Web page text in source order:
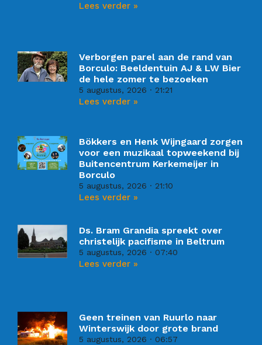
Lees verder »
Verborgen parel aan de rand van
Borculo: Beeldentuin AJ & LW Bier
de hele zomer te bezoeken
5 augustus, 2026 21:21
Lees verder »
Bökkers en Henk Wijngaard zorgen
voor een muzikaal topweekend bij
Buitencentrum Kerkemeijer in
Borculo
5 augustus, 2026 21:10
Lees verder »
Ds. Bram Grandia spreekt over
christelijk pacifisme in Beltrum
5 augustus, 2026 07:40
Lees verder »
Geen treinen van Ruurlo naar
Winterswijk door grote brand
5 augustus, 2026 06:57